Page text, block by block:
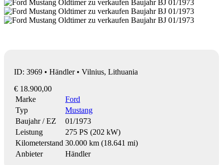
ID: 3969 • Händler • Vilnius, Lithuania
€ 18.900,00
Marke
Ford
Typ
Mustang
Baujahr / EZ
01/1973
Leistung
275 PS (202 kW)
Kilometerstand 30.000 km (18.641 mi)
Anbieter
Händler